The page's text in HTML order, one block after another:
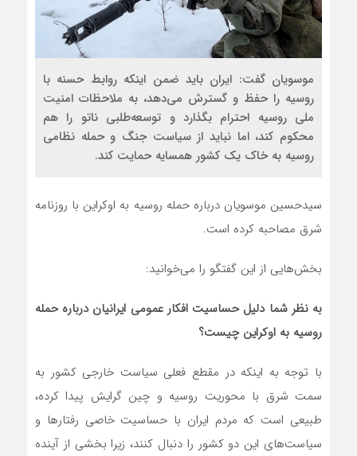
موسویان گفت: ایران باید ضمن اینکه روابط حسنه با
روسیه را حفظ و گسترش می‌دهد، به ملاحظات امنیت
ملی روسیه احترام بگذارد و توسعه‌طلبی ناتو را هم
محکوم کند، اما نباید از سیاست جنگ و حمله نظامی
روسیه به خاک یک کشور همسایه حمایت کند.
سیدحسین موسویان درباره حمله روسیه به اوکراین با روزنامه
شرق مصاحبه کرده است.
بخش‌هایی از این گفتگو را می‌خوانید:
به نظر شما دلیل حساسیت افکار عمومی ایرانیان درباره حمله
روسیه به اوکراین چیست؟
با توجه به اینکه در مقطع فعلی سیاست خارجی کشور به
سمت شرق با محوریت روسیه و چین گرایش پیدا کرده،
طبیعی است که مردم ایران با حساسیت خاصی رفتار‌ها و
سیاست‌های این دو کشور را دنبال کنند، زیرا بخشی از آینده